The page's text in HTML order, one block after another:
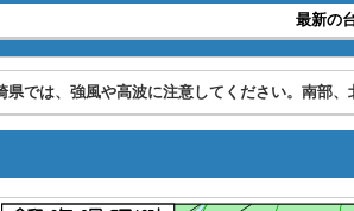
最新の
県では、強風や高波に注意してください。南部